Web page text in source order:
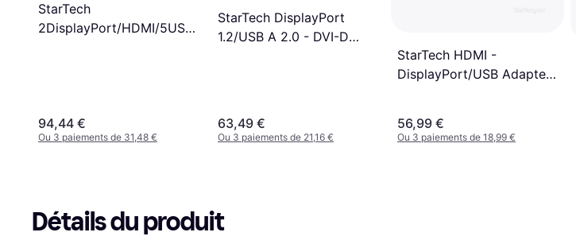
StarTech
2DisplayPort/HDMI/5USB/RJ45
94,44 €
Ou 3 paiements de 31,48 €
StarTech DisplayPort
1.2/USB A 2.0 - DVI-D
63,49 €
Ou 3 paiements de 21,16 €
StarTech HDMI -
DisplayPort/USB Adapter
56,99 €
Ou 3 paiements de 18,99 €
Détails du produit